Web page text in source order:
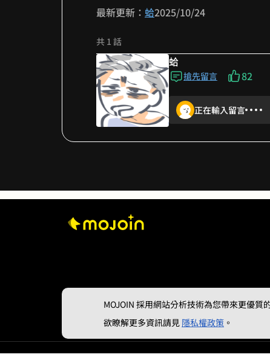
最新更新： 蛤2025/10/24
共 1 話
蛤
搶先留言 82
正在輸入留言
MOJOIN 採用網站分析技術為您帶來更優質
欲瞭解更多資訊請見 隱私權政策 。